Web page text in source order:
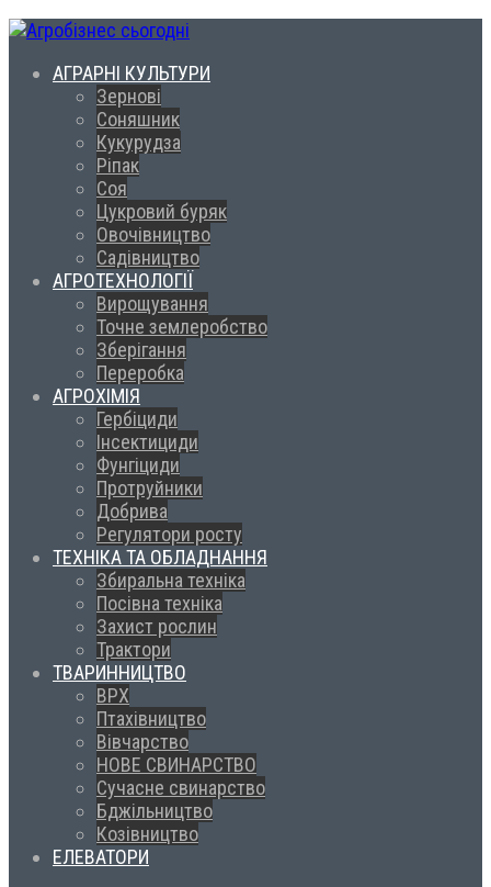
АГРАРНІ КУЛЬТУРИ
Зернові
Соняшник
Кукурудза
Ріпак
Соя
Цукровий буряк
Овочівництво
Садівництво
АГРОТЕХНОЛОГІЇ
Вирощування
Точне землеробство
Зберігання
Переробка
АГРОХІМІЯ
Гербіциди
Інсектициди
Фунгіциди
Протруйники
Добрива
Регулятори росту
ТЕХНІКА ТА ОБЛАДНАННЯ
Збиральна техніка
Посівна техніка
Захист рослин
Трактори
ТВАРИННИЦТВО
ВРХ
Птахівництво
Вівчарство
НОВЕ СВИНАРСТВО
Сучасне свинарство
Бджільництво
Козівництво
ЕЛЕВАТОРИ